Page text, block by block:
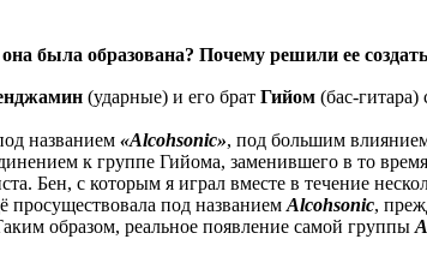
была образована? Почему решили ее
(ударные) и его брат Гийом (бас-
названием «Alcohsonic», под большим
к группе Гийома, заменившего в то
Бен, с которым я играл вместе в течение
просуществовала под названием Alcohsonic,
образом, реальное появление самой группы